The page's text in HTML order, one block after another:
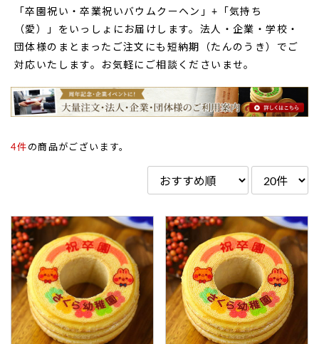
「卒園祝い・卒業祝いバウムクーヘン」+「気持ち
（愛）」をいっしょにお届けします。法人・企業・学校・
団体様のまとまったご注文にも短納期（たんのうき）でご
対応いたします。お気軽にご相談くださいませ。
4件 の商品がございます。